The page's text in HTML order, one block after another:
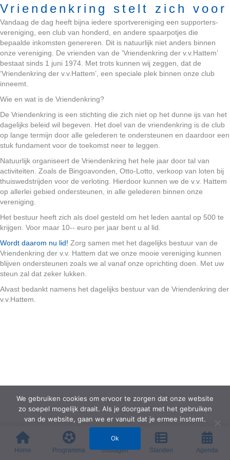
Vriendenkring stelt zich voor
Vandaag de dag heeft bijna iedere sportvereniging een supporters-
vereniging, een club van honderd, en andere spaarpotjes die
bepaalde inkomsten genereren. Dit is natuurlijk niet anders binnen
onze vereniging. De vrienden van de ‘Vriendenkring der v.v.Hattem’
bestaat sinds 1 juni 1974. Met trots kunnen wij zeggen, dat de
‘Vriendenkring der v.v.Hattem’, een speciale plek binnen onze club
inneemt.
Wie en wat is de Vriendenkring?
De Vriendenkring is een stichting die zich niet op het dunne ijs van het
dagelijks beleid wil begeven. Het doel van de vriendenkring is de club
op lange termijn door alle gelederen te ondersteunen en daardoor een
stuk fundament voor de toekomst neer te leggen.
Natuurlijk organiseert de Vriendenkring het hele jaar door tal van
activiteiten. Zoals de Bingoavonden, Otto-Lotto, verkoop van loten bij
thuiswedstrijden voor de verloting. Hierdoor kunnen we de v.v. Hattem
op allerlei gebied ondersteunen, in alle gelederen binnen onze
vereniging.
Het bestuur heeft zich als doel gesteld om het leden aantal op 500 te
krijgen. Voor maar 10-- euro per jaar bent u al lid.
Wordt daarom nu lid! Zorg samen met het dagelijks bestuur van de
Vriendenkring der v.v. Hattem dat we onze mooie vereniging kunnen
blijven ondersteunen zoals we al vanaf onze oprichting doen. Met uw
steun zal dat zeker lukken.
Alvast bedankt namens het dagelijks bestuur van de Vriendenkring der
v.v.Hattem.
Home Programma Uitslagen Standen Agenda
We gebruiken cookies om ervoor te zorgen dat onze website
zo soepel mogelijk draait. Als je doorgaat met het gebruiken
van de website, gaan we er vanuit dat je ermee instemt.
Ok